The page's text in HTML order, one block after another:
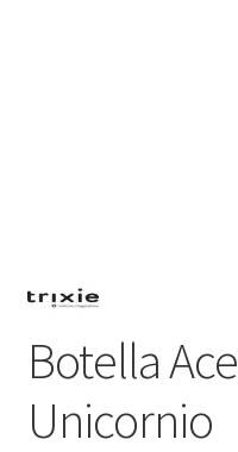
Botella
Unicornio